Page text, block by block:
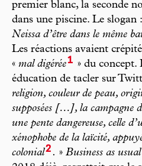
premier blanc, la seconde
dans une piscine. Le slogan :
Neissa d’être dans le même
Les réactions avaient
« mal digérée1 » du concept.
éducation de tacler sur
religion, couleur de peau,
supposées […], la campagne
une pente dangereuse, celle
xénophobe de la laïcité,
colonial2 . » Business as usual